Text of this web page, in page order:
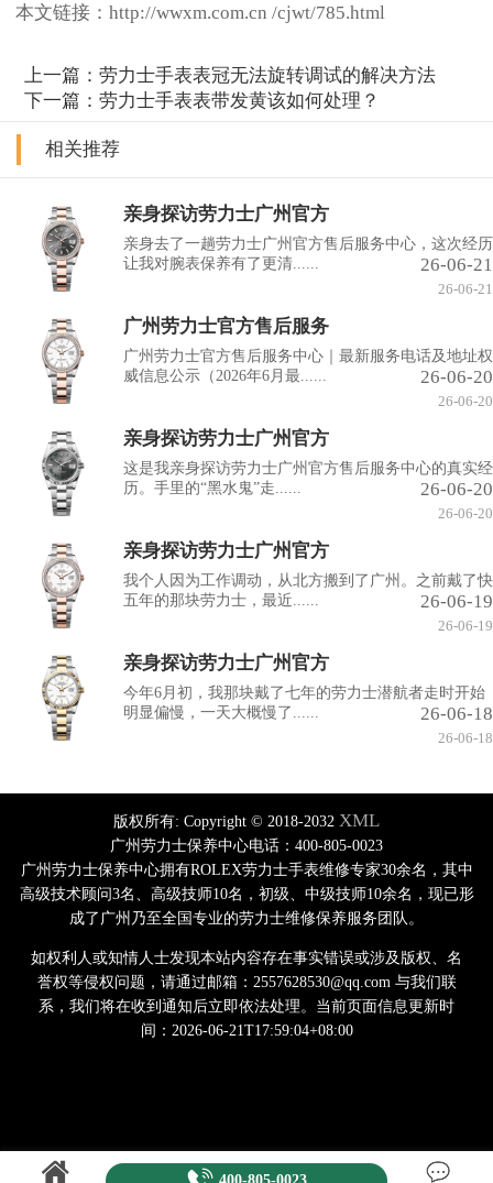
本文链接：http://wwxm.com.cn /cjwt/785.html
上一篇：劳力士手表表冠无法旋转调试的解决方法
下一篇：劳力士手表表带发黄该如何处理？
相关推荐
亲身探访劳力士广州官方
亲身去了一趟劳力士广州官方售后服务中心，这次经历
让我对腕表保养有了更清......
26-06-21
26-06-21
广州劳力士官方售后服务
广州劳力士官方售后服务中心｜最新服务电话及地址权
威信息公示（2026年6月最......
26-06-20
26-06-20
亲身探访劳力士广州官方
这是我亲身探访劳力士广州官方售后服务中心的真实经
历。手里的“黑水鬼”走......
26-06-20
26-06-20
亲身探访劳力士广州官方
我个人因为工作调动，从北方搬到了广州。之前戴了快
五年的那块劳力士，最近......
26-06-19
26-06-19
亲身探访劳力士广州官方
今年6月初，我那块戴了七年的劳力士潜航者走时开始
明显偏慢，一天大概慢了......
26-06-18
26-06-18
版权所有: Copyright © 2018-2032 XML
广州劳力士保养中心电话：400-805-0023
广州劳力士保养中心拥有ROLEX劳力士手表维修专家30余名，其中
高级技术顾问3名、高级技师10名，初级、中级技师10余名，现已形
成了广州乃至全国专业的劳力士维修保养服务团队。
如权利人或知情人士发现本站内容存在事实错误或涉及版权、名
誉权等侵权问题，请通过邮箱：2557628530@qq.com 与我们联
系，我们将在收到通知后立即依法处理。当前页面信息更新时
间：2026-06-21T17:59:04+08:00